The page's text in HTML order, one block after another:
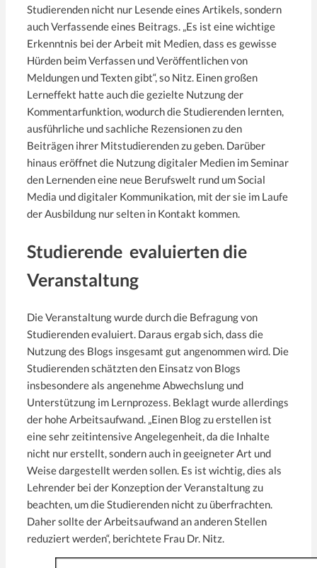
Studierenden nicht nur Lesende eines Artikels, sondern
auch Verfassende eines Beitrags. „Es ist eine wichtige
Erkenntnis bei der Arbeit mit Medien, dass es gewisse
Hürden beim Verfassen und Veröffentlichen von
Meldungen und Texten gibt“, so Nitz. Einen großen
Lerneffekt hatte auch die gezielte Nutzung der
Kommentarfunktion, wodurch die Studierenden lernten,
ausführliche und sachliche Rezensionen zu den
Beiträgen ihrer Mitstudierenden zu geben. Darüber
hinaus eröffnet die Nutzung digitaler Medien im Seminar
den Lernenden eine neue Berufswelt rund um Social
Media und digitaler Kommunikation, mit der sie im Laufe
der Ausbildung nur selten in Kontakt kommen.
Studierende evaluierten die
Veranstaltung
Die Veranstaltung wurde durch die Befragung von
Studierenden evaluiert. Daraus ergab sich, dass die
Nutzung des Blogs insgesamt gut angenommen wird. Die
Studierenden schätzten den Einsatz von Blogs
insbesondere als angenehme Abwechslung und
Unterstützung im Lernprozess. Beklagt wurde allerdings
der hohe Arbeitsaufwand. „Einen Blog zu erstellen ist
eine sehr zeitintensive Angelegenheit, da die Inhalte
nicht nur erstellt, sondern auch in geeigneter Art und
Weise dargestellt werden sollen. Es ist wichtig, dies als
Lehrender bei der Konzeption der Veranstaltung zu
beachten, um die Studierenden nicht zu überfrachten.
Daher sollte der Arbeitsaufwand an anderen Stellen
reduziert werden“, berichtete Frau Dr. Nitz.